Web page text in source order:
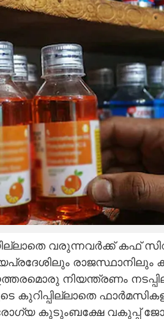
വരുന്നവർക്ക് കഫ്
രാജസ്ഥാനിലും
നിയന്ത്രണം
കുറിപ്പില്ലാതെ
കുടുംബക്ഷേ വകുപ്പ്